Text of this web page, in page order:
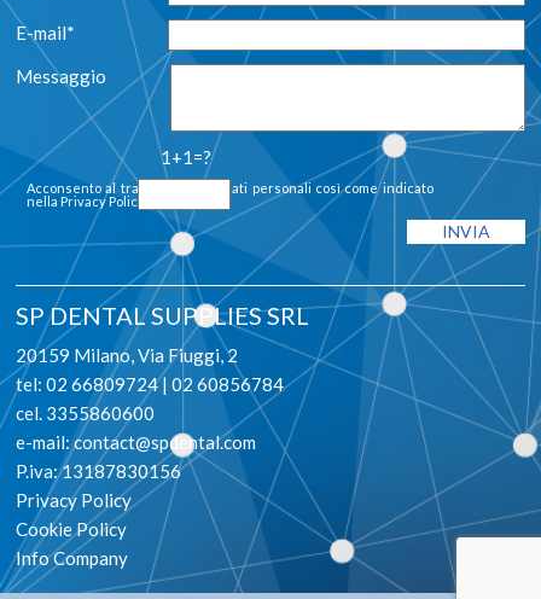
E-mail*
Messaggio
1+1=?
Acconsento al trattamento dei dati personali così come indicato
nella Privacy Policy
SP DENTAL SUPPLIES SRL
20159 Milano, Via Fiuggi, 2
tel: 02 66809724 | 02 60856784
cel. 3355860600
e-mail:contact@spdental.com
P.iva: 13187830156
Privacy Policy
Cookie Policy
Info Company